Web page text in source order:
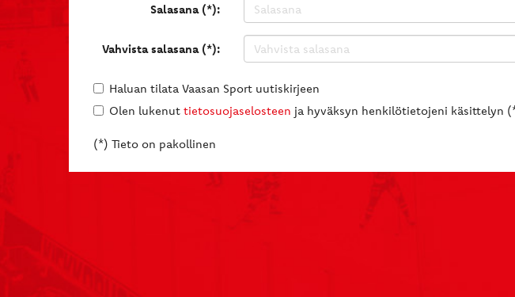
Salasana (*):
Vahvista salasana (*):
Haluan tilata Vaasan Sport uutiskirjeen
Olen lukenut tietosuojaselosteen ja hyväksyn henkilötietojeni käsittelyn
(*) Tieto on pakollinen